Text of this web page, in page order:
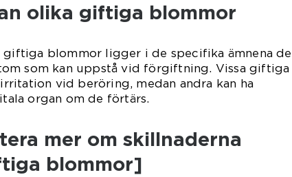
olika giftiga blommor
giftiga blommor ligger i de specifika ämnena de
som kan uppstå vid förgiftning. Vissa giftiga
vid beröring, medan andra kan ha
organ om de förtärs.
mer om skillnaderna
blommor]